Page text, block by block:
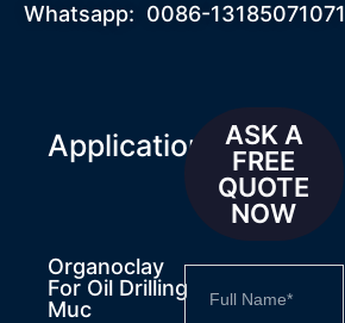
Whatsapp: 0086-13185071071
Applications
Organoclay
For Oil Drilling
Muc
ASK A
FREE
QUOTE
NOW